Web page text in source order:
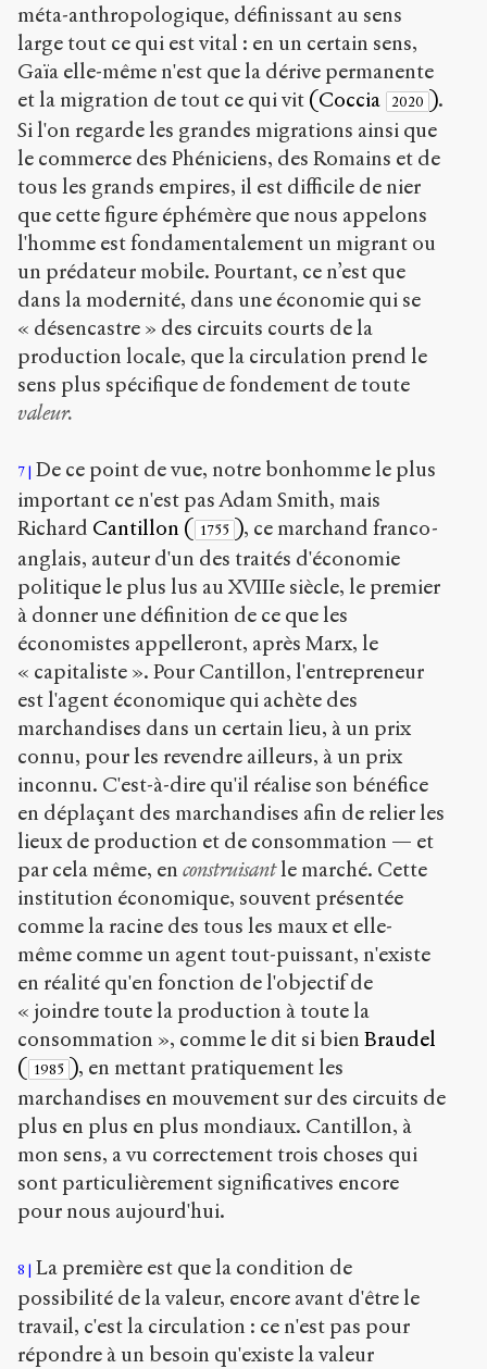
méta-anthropologique, définissant au sens
large tout ce qui est vital : en un certain sens,
Gaïa elle-même n'est que la dérive permanente
et la migration de tout ce qui vit (Coccia 2020 ).
Si l'on regarde les grandes migrations ainsi que
le commerce des Phéniciens, des Romains et de
tous les grands empires, il est difficile de nier
que cette figure éphémère que nous appelons
l'homme est fondamentalement un migrant ou
un prédateur mobile. Pourtant, ce n’est que
dans la modernité, dans une économie qui se
« désencastre » des circuits courts de la
production locale, que la circulation prend le
sens plus spécifique de fondement de toute
valeur.
7 De ce point de vue, notre bonhomme le plus
important ce n'est pas Adam Smith, mais
Richard Cantillon ( 1755 ), ce marchand franco-
anglais, auteur d'un des traités d'économie
politique le plus lus au XVIIIe siècle, le premier
à donner une définition de ce que les
économistes appelleront, après Marx, le
« capitaliste ». Pour Cantillon, l'entrepreneur
est l'agent économique qui achète des
marchandises dans un certain lieu, à un prix
connu, pour les revendre ailleurs, à un prix
inconnu. C'est-à-dire qu'il réalise son bénéfice
en déplaçant des marchandises afin de relier les
lieux de production et de consommation — et
par cela même, en construisantle marché. Cette
institution économique, souvent présentée
comme la racine des tous les maux et elle-
même comme un agent tout-puissant, n'existe
en réalité qu'en fonction de l'objectif de
« joindre toute la production à toute la
consommation », comme le dit si bien Braudel
( 1985 ), en mettant pratiquement les
marchandises en mouvement sur des circuits de
plus en plus en plus mondiaux. Cantillon, à
mon sens, a vu correctement trois choses qui
sont particulièrement significatives encore
pour nous aujourd'hui.
8
La première est que la condition de
possibilité de la valeur, encore avant d'être le
travail, c'est la circulation : ce n'est pas pour
répondre à un besoin qu'existe la valeur